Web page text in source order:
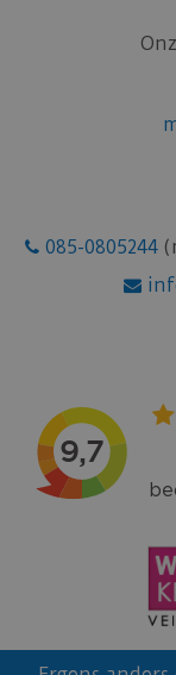
085-0805244